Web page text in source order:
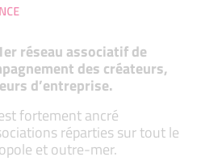
réseau associatif de
des créateurs,
d’entreprise.
fortement ancré
réparties sur tout le
et outre-mer.